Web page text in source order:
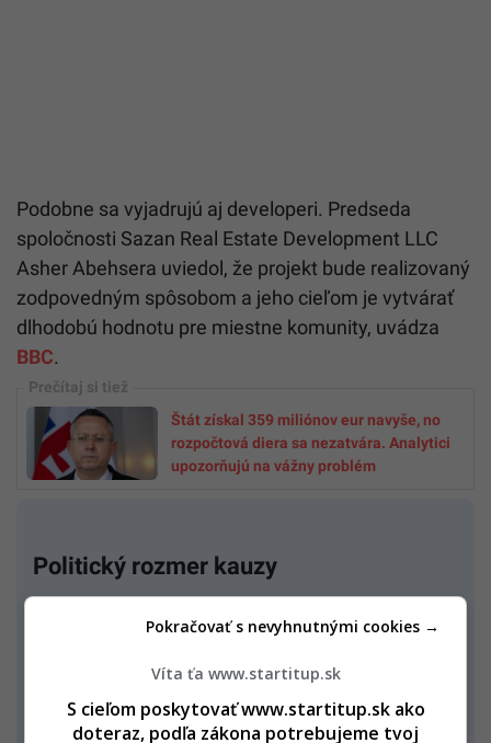
Podobne sa vyjadrujú aj developeri. Predseda
spoločnosti Sazan Real Estate Development LLC
Asher Abehsera uviedol, že projekt bude realizovaný
zodpovedným spôsobom a jeho cieľom je vytvárať
dlhodobú hodnotu pre miestne komunity, uvádza
BBC.
Štát získal 359 miliónov eur navyše, no
rozpočtová diera sa nezatvára. Analytici
upozorňujú na vážny problém
Politický rozmer kauzy
Kontroverzia sa medzitým dostala aj na pôdu
prokuratúra SPAK oznámila preverovanie
legislatívnych zmien týkajúcich sa chránených
území, ktoré parlament schválil v roku 2024.
Víta ťa www.startitup.sk
S cieľom poskytovať www.startitup.sk ako
doteraz, podľa zákona potrebujeme tvoj
Pokračovať s nevyhnutnými cookies →